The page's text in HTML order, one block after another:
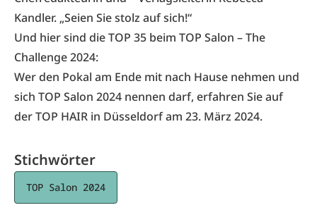
Kandler. „Seien Sie stolz auf sich!“
Und hier sind die TOP 35 beim TOP Salon – The
Challenge 2024:
Wer den Pokal am Ende mit nach Hause nehmen und
sich TOP Salon 2024 nennen darf, erfahren Sie auf
der TOP HAIR in Düsseldorf am 23. März 2024.
Stichwörter
TOP Salon 2024